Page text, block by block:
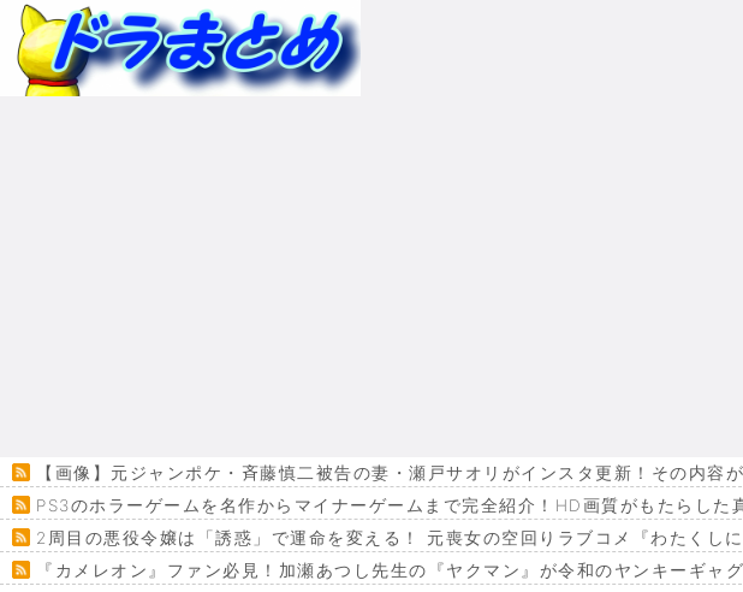
【画像】元ジャンポケ・斉藤慎二被告の妻・瀬戸サオリがインスタ更新！その内容
PS3のホラーゲームを名作からマイナーゲームまで完全紹介！HD画質がもたらした
2周目の悪役令嬢は「誘惑」で運命を変える！ 元喪女の空回りラブコメ『わたくし
『カメレオン』ファン必見！加瀬あつし先生の『ヤクマン』が令和のヤンキーギャ